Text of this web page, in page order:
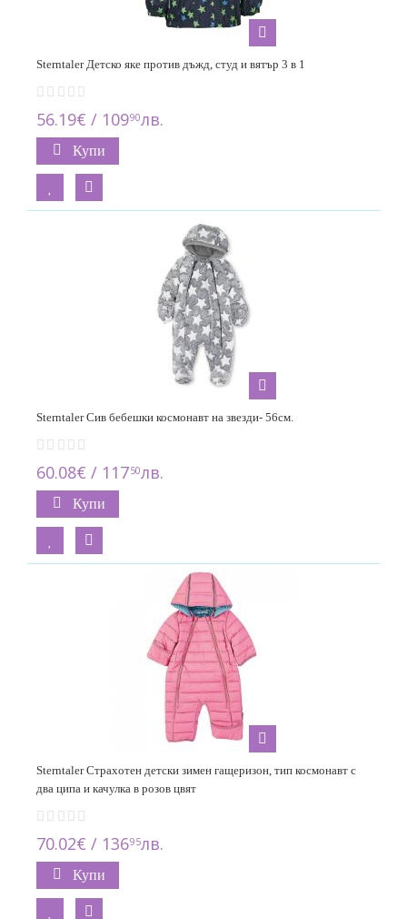
Sterntaler Детско яке против дъжд, студ и вятър 3 в 1
56.19€ / 10990лв.
Купи
Sterntaler Сив бебешки космонавт на звезди- 56см.
60.08€ / 11750лв.
Купи
Sterntaler Страхотен детски зимен гащеризон, тип космонавт с
два ципа и качулка в розов цвят
70.02€ / 13695лв.
Купи